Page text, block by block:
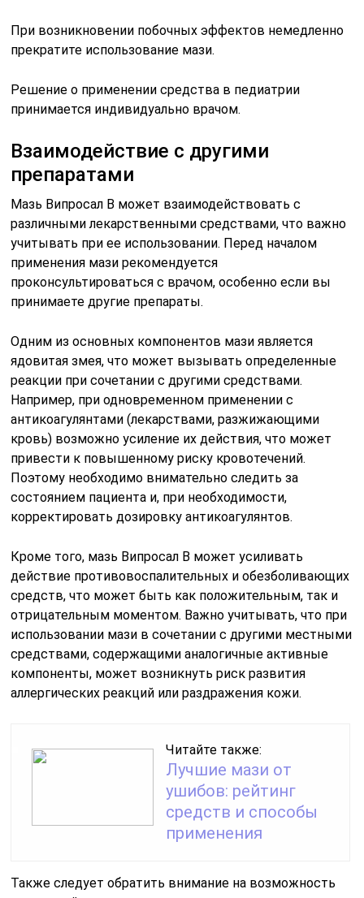
При возникновении побочных эффектов немедленно
прекратите использование мази.
Решение о применении средства в педиатрии
принимается индивидуально врачом.
Взаимодействие с другими
препаратами
Мазь Випросал В может взаимодействовать с
различными лекарственными средствами, что важно
учитывать при ее использовании. Перед началом
применения мази рекомендуется
проконсультироваться с врачом, особенно если вы
принимаете другие препараты.
Одним из основных компонентов мази является
ядовитая змея, что может вызывать определенные
реакции при сочетании с другими средствами.
Например, при одновременном применении с
антикоагулянтами (лекарствами, разжижающими
кровь) возможно усиление их действия, что может
привести к повышенному риску кровотечений.
Поэтому необходимо внимательно следить за
состоянием пациента и, при необходимости,
корректировать дозировку антикоагулянтов.
Кроме того, мазь Випросал В может усиливать
действие противовоспалительных и обезболивающих
средств, что может быть как положительным, так и
отрицательным моментом. Важно учитывать, что при
использовании мази в сочетании с другими местными
средствами, содержащими аналогичные активные
компоненты, может возникнуть риск развития
аллергических реакций или раздражения кожи.
Читайте также:
Лучшие мази от
ушибов: рейтинг
средств и способы
применения
Также следует обратить внимание на возможность